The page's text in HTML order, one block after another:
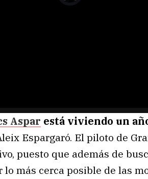
Aspar está viviendo un
Espargaró. El piloto de
puesto que además de
más cerca posible de las